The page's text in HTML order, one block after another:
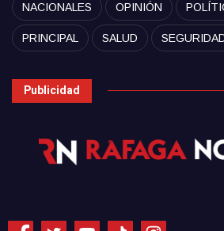
NACIONALES OPINIÓN
PRINCIPAL SALUD
Publicidad